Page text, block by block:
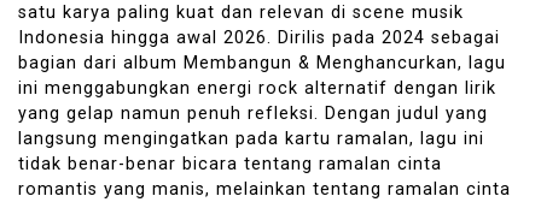
satu karya paling kuat dan relevan di scene musik
Indonesia hingga awal 2026. Dirilis pada 2024 sebagai
bagian dari album Membangun & Menghancurkan, lagu
ini menggabungkan energi rock alternatif dengan lirik
yang gelap namun penuh refleksi. Dengan judul yang
langsung mengingatkan pada kartu ramalan, lagu ini
tidak benar-benar bicara tentang ramalan cinta
romantis yang manis, melainkan tentang ramalan cinta